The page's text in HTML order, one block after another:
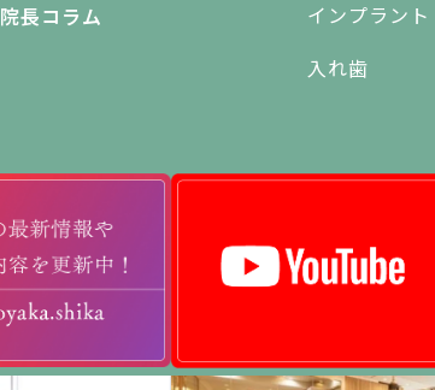
院長コラム
インプラント
入れ歯